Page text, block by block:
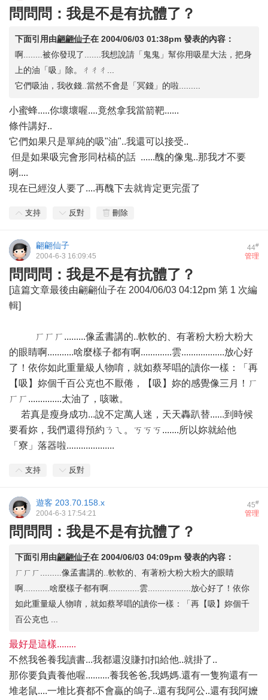
問問問：我是不是有抗體了？
下面引用由翩翩仙子在 2004/06/03 01:38pm 發表的內容：
啊........被你發現了.......我想說請「鬼鬼」幫你用吸星大法，把身
上的油「吸」除。ㄔㄔㄔ...
它們吸油，我收錢..當然不會是「冥錢」的啦.........
小蜜蜂.....你壞壞喔....竟然拿我當箭靶......
條件講好..
它們如果只是單純的吸"油"..我還可以接受..
但是如果吸完會形同枯槁的話 ......醜的像鬼..那我才不要
咧....
現在已經沒人要了....再醜下去就肯定更完蛋了
支持 反對 刪除
44#
翩翩仙子
管理
2004-6-3 16:09:45
問問問：我是不是有抗體了？
[這篇文章最後由翩翩仙子在 2004/06/03 04:12pm 第 1 次編
輯]
ㄏㄏㄏ.........像孟書講的..軟軟的、有著粉大粉大粉大
的眼睛啊...........啥麼樣子都有啊.............雲..................放心好
了！依你如此重量級人物唷，就如蔡琴唱的讀你一樣：「再
【吸】妳個千百公克也不厭倦，【吸】妳的感覺像三月！ㄏ
ㄏㄏ..............太油了，咳嗽。
若真是瘦身成功...說不定萬人迷，天天轟趴替......到時候
要看妳，我們還得預約ㄋㄟ。ㄎㄎㄎ.......所以妳就給他
「寮」落器啦....................
支持 反對
45#
遊客 203.70.158.x
管理
2004-6-3 17:54:21
問問問：我是不是有抗體了？
下面引用由翩翩仙子在 2004/06/03 04:09pm 發表的內容：
ㄏㄏㄏ.........像孟書講的..軟軟的、有著粉大粉大粉大的眼睛
啊...........啥麼樣子都有啊.............雲..................放心好了！依你
如此重量級人物唷，就如蔡琴唱的讀你一樣：「再【吸】妳個千
百公克也 ...
最好是這樣........
不然我爸養我讀書...我都還沒賺扣扣給他..就掛了..
那你要負責養他喔..........養我爸爸,我媽媽.還有一隻狗還有一
堆老鼠....一堆比賽都不會贏的鴿子..還有我阿公..還有我阿嬤